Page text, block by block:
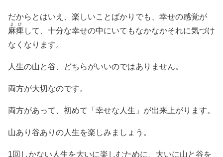
だからとはいえ、楽しいことばかりでも、幸せの感覚が
麻痺
まひ
して、十分な幸せの中にいてもなかなかそれに気づけ
なくなります。
人生の山と谷、どちらがいいのではありません。
両方が大切なのです。
両方があって、初めて「幸せな人生」が出来上がります。
山あり谷ありの人生を楽しみましょう。
1回しかない人生を大いに楽しむために、大いに山と谷を